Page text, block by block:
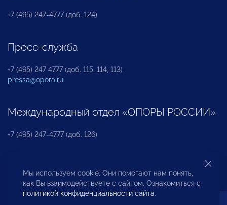
+7 (495) 247-4777 (доб. 124)
Пресс-служба
+7 (495) 247 4777 (доб. 115, 114, 113)
pressa@opora.ru
Международный отдел «ОПОРЫ РОССИИ»
+7 (495) 247-4777 (доб. 126)
Бюро по защите прав предпринимателей и
инвесторов
Мы используем cookie. Они помогают нам понять,
как Вы взаимодействуете с сайтом. Ознакомиться с
политикой конфиденциальности сайта.